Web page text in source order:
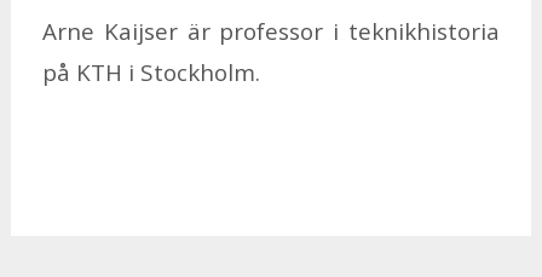
Arne Ka­ij­ser är pro­fes­sor i tek­nik­histo­ria
på KTH i Stock­holm.